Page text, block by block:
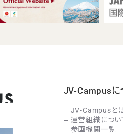
JV-Campusに
JV-Campusと
運営組織につい
参画機関一覧